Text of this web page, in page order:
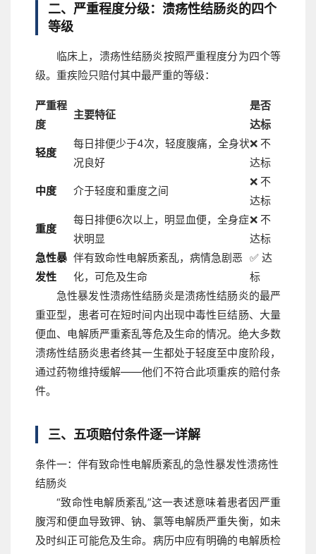
二、严重程度分级：溃疡性结肠炎的四个
等级
临床上，溃疡性结肠炎按照严重程度分为四个等
级。重疾险只赔付其中最严重的等级：
严重程
度
主要特征
是否
达标
轻度
每日排便少于4次，轻度腹痛，全身状
况良好
❌ 不
达标
中度 介于轻度和重度之间
❌ 不
达标
重度
每日排便6次以上，明显血便，全身症
状明显
❌ 不
达标
急性暴
发性
伴有致命性电解质紊乱，病情急剧恶
化，可危及生命
✅ 达
标
急性暴发性溃疡性结肠炎是溃疡性结肠炎的最严
重亚型，患者可在短时间内出现中毒性巨结肠、大量
便血、电解质严重紊乱等危及生命的情况。绝大多数
溃疡性结肠炎患者终其一生都处于轻度至中度阶段，
通过药物维持缓解——他们不符合此项重疾的赔付条
件。
三、五项赔付条件逐一详解
条件一：伴有致命性电解质紊乱的急性暴发性溃疡性
结肠炎
“致命性电解质紊乱”这一表述意味着患者因严重
腹泻和便血导致钾、钠、氯等电解质严重失衡，如未
及时纠正可能危及生命。病历中应有明确的电解质检